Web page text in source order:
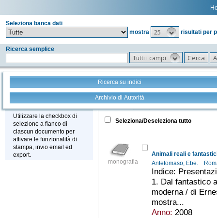
Seleziona banca dati
mostra
25 risultati per
Ricerca semplice
Tutti i campi
Ricerca su indici
Archivio di Autorità
Stampa - Email - Export
Utilizzare la checkbox di
selezione a fianco di
ciascun documento per
attivare le funzionalità di
stampa, invio email ed
export.
Tutto +
Seleziona/Deseleziona tutto
monografia
Animali reali e
Antetomaso, Ebe.
Indice:
1. Dal fantastico
moderna / di
mostra...
Anno: 2008